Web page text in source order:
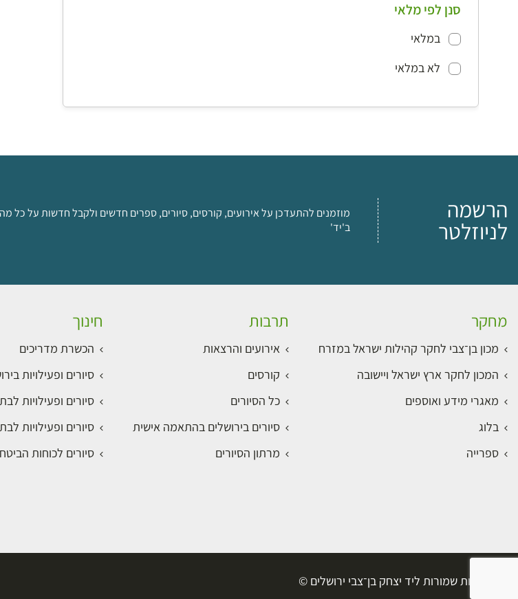
סנן לפי מלאי
במלאי
לא במלאי
הרשמה
לניוזלטר
מוזמנים להתעדכן על אירועים, קורסים, סיורים, ספרים חדשים ולקבל חדשות על כל
ב'יד'
מחקר
מכון בן־צבי לחקר קהילות ישראל במזרח
המכון לחקר ארץ ישראל ויישובה
מאגרי מידע ואוספים
בלוג
ספרייה
תרבות
אירועים והרצאות
קורסים
כל הסיורים
סיורים בירושלים בהתאמה אישית
מרתון הסיורים
חינוך
הכשרת מדריכים
סיורים ופעילויות
סיורים ופעילויות
סיורים ופעילויות
סיורים לכוחות
כל הזכויות שמורות ליד יצחק בן־צבי ירושלים ©